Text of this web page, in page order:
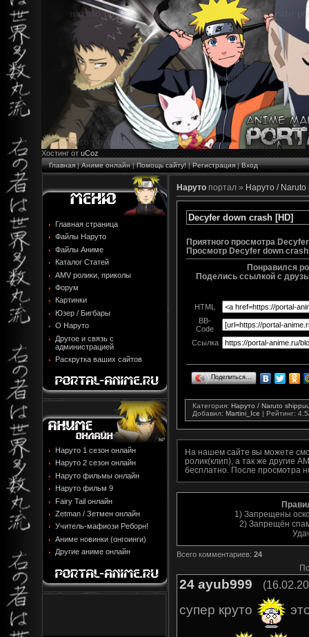
Хостинг от uCoz
Главная|Аниме онлайн|Помощь сайту!|Регистрация|Вход
Главная страница
Файлы Наруто
Файлы Аниме
Каталог Статей
AMV ролики, приколы
Форум
Картинки
Юзер / Бигбары
О Наруто
Другое и связь с
администрацией
Раскрутка ваших сайтов
Наруто 1 сезон онлайн
Наруто 2 сезон онлайн
Наруто фильмы онлайн
Наруто фильм 9
Fairy Tail онлайн
Zetman / Зетмен онлайн
Учитель-мафиози Реборн!
Аниме новинки (онгоинги)
Другие аниме онлайн
Наруто портал » Наруто /
Decyfer down crash [HD]
Приятного просмотра
Просмотр Decyfer down
Понравился
Поделись ссылкой с
HTML
BB-
Code
Ссылка
Поделиться…
Категория: Наруто / Naruto
Добавил: Martini_Ice | Рейтинг: 4.5
На нашем сайте вы можете
ролик(клип), а так же другие
бесплатно. После просмотра
1) Запрещены
2) Запрещён
Всего комментариев: 24
24 ayub999
супер круто